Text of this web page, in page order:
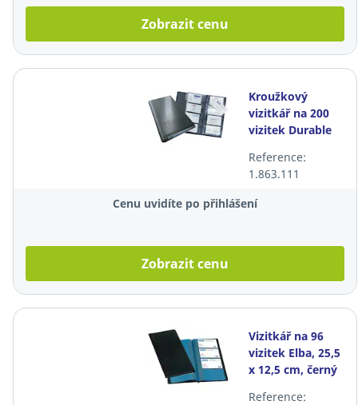
Zobrazit cenu
Kroužkový
vizitkář na 200
vizitek Durable
14,5 cm, černý
Reference:
1.863.111
Cenu uvidíte po přihlášení
Zobrazit cenu
Vizitkář na 96
vizitek Elba, 25,5
x 12,5 cm, černý
Reference: